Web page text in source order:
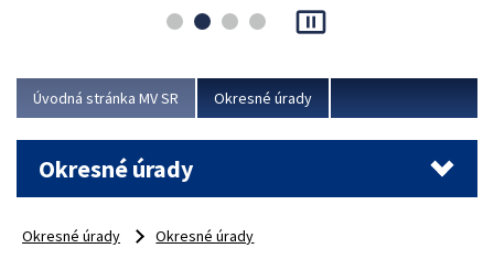
asociácie poisťovní (SLASPO) a Ministerstva vnútra SR.
Viac
pause_presentation
Úvodná stránka MV SR Okresné úrady
Okresné úrady
Okresné úrady
Okresné úrady